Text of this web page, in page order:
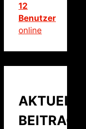
12
Benutzer
online
BEITRAG